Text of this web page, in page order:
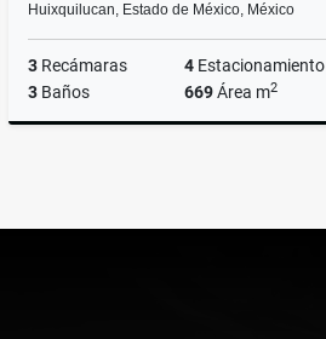
Huixquilucan, Estado de México, México
3Recámaras 4Estacionamiento
3Baños 669Área m2